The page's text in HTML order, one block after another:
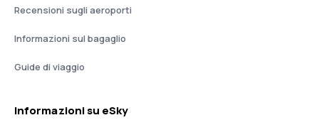
Recensioni sugli aeroporti
Informazioni sul bagaglio
Guide di viaggio
Informazioni su eSky